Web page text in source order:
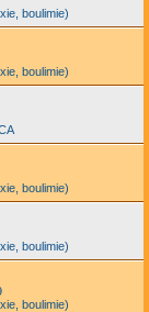
boulimie)
boulimie)
boulimie)
boulimie)
boulimie)